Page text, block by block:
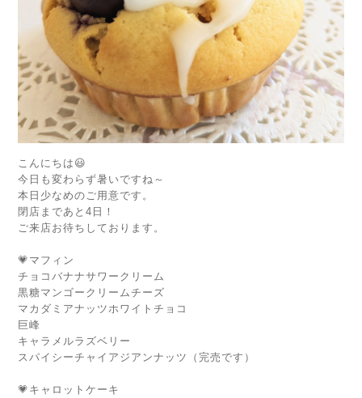
こんにちは😃
今日も変わらず暑いですね～
本日少なめのご用意です。
閉店まであと4日！
ご来店お待ちしております。
💗マフィン
チョコバナナサワークリーム
黒糖マンゴークリームチーズ
マカダミアナッツホワイトチョコ
巨峰
キャラメルラズベリー
スパイシーチャイアジアンナッツ（完売です）
💗キャロットケーキ